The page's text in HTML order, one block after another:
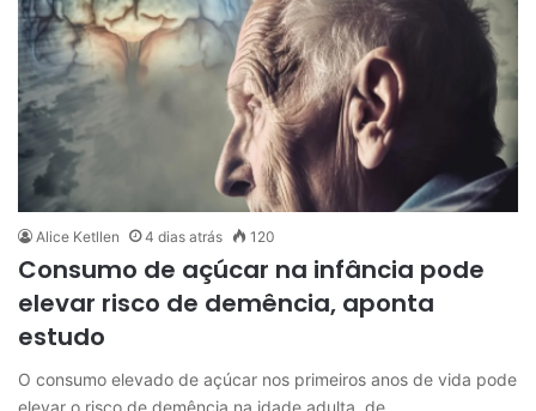
Alice Ketllen 4 dias atrás 120
Consumo de açúcar na infância pode
elevar risco de demência, aponta
estudo
O consumo elevado de açúcar nos primeiros anos de vida pode
elevar o risco de demência na idade adulta, de…